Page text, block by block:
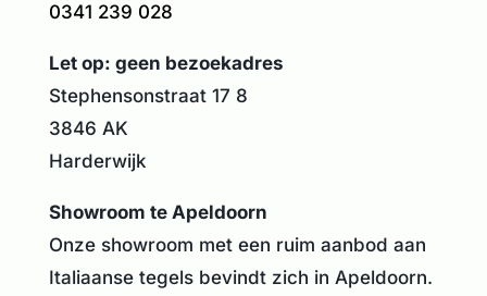
0341 239 028
Let op: geen bezoekadres
Stephensonstraat 17 8
3846 AK
Harderwijk
Showroom te Apeldoorn
Onze showroom met een ruim aanbod aan
Italiaanse tegels bevindt zich in Apeldoorn.